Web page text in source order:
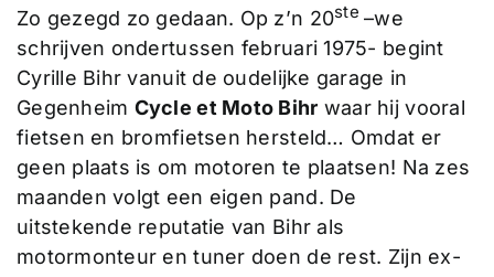
Zo gezegd zo gedaan. Op z’n 20ste –we
schrijven ondertussen februari 1975- begint
Cyrille Bihr vanuit de oudelijke garage in
Gegenheim Cycle et Moto Bihr waar hij vooral
fietsen en bromfietsen hersteld… Omdat er
geen plaats is om motoren te plaatsen! Na zes
maanden volgt een eigen pand. De
uitstekende reputatie van Bihr als
motormonteur en tuner doen de rest. Zijn ex-